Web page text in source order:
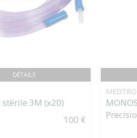
DÉTAILS
3M (x20)
100 €